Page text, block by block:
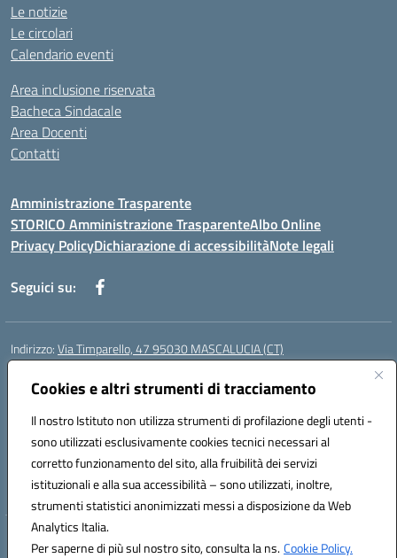
Cookies e altri strumenti di tracciamento
Il nostro Istituto non utilizza strumenti di profilazione degli utenti -
sono utilizzati esclusivamente cookies tecnici necessari al
corretto funzionamento del sito, alla fruibilità dei servizi
istituzionali e alla sua accessibilità – sono utilizzati, inoltre,
strumenti statistici anonimizzati messi a disposizione da Web
Analytics Italia.
Per saperne di più sul nostro sito, consulta la ns.Cookie Policy.
Le notizie
Le circolari
Calendario eventi
Area inclusione riservata
Bacheca Sindacale
Area Docenti
Contatti
Amministrazione Trasparente
STORICO Amministrazione TrasparenteAlbo Online
Privacy PolicyDichiarazione di accessibilitàNote legali
Seguici su:
Indirizzo:Via Timparello, 47 95030 MASCALUCIA (CT)
Centralino:
Posta elettronica certificata (PEC):ctic8bc002@pec.istruzione.it
Codice fiscale: 93238350875
Codice meccanografico:ctic8bc002
Codice Indice delle Pubbliche Amministrazioni (IPA): istsc_ctic8bc002
Codice unico di fatturazione (CUF): 2PO2JW
Hosting & Powered by 3D Solution S.r.l.